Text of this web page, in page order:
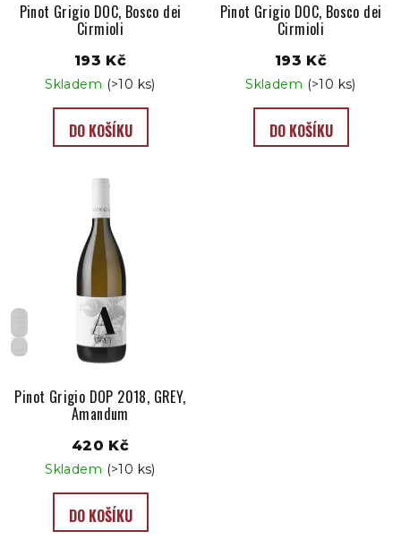
Pinot Grigio DOC, Bosco dei
Cirmioli
193 Kč
Skladem (>10 ks)
DO KOŠÍKU
Pinot Grigio DOC, Bosco dei
Cirmioli
193 Kč
Skladem (>10 ks)
DO KOŠÍKU
IT
Suché
Pinot Grigio DOP 2018, GREY,
Amandum
420 Kč
Skladem (>10 ks)
DO KOŠÍKU